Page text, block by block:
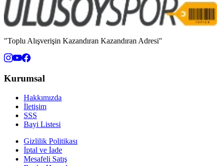
"Toplu Alışverişin Kazandıran Kazandıran Adresi"
Kurumsal
Hakkımızda
İletişim
SSS
Bayi Listesi
Gizlilik Politikası
İptal ve İade
Mesafeli Satış